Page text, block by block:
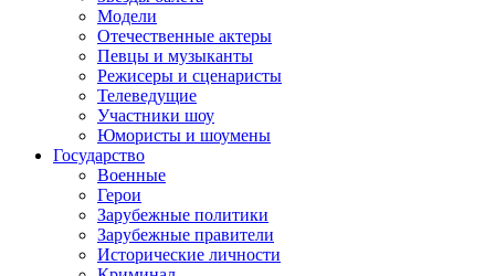
Модели
Отечественные актеры
Певцы и музыканты
Режисеры и сценаристы
Телеведущие
Участники шоу
Юмористы и шоумены
Государство
Военные
Герои
Зарубежные политики
Зарубежные правители
Исторические личности